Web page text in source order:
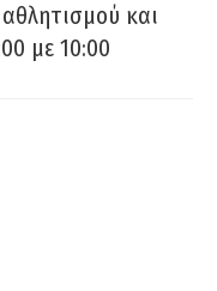
και
με 10:00